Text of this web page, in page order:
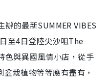
辦的最新SUMMER VIBES
至4日登陸尖沙咀The
色與異國風情小店，從手
栽植物等等應有盡有，